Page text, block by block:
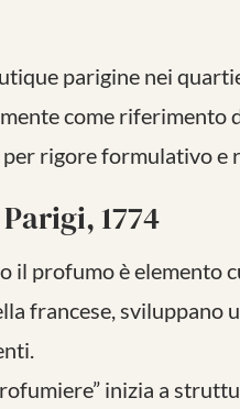
parigine nei
come riferimento
rigore formulativo e
1774
il profumo è elemento
francese, sviluppano
inizia a